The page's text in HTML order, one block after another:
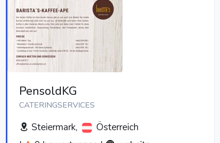
PensoldKG
CATERINGSERVICES
Steiermark,
Österreich